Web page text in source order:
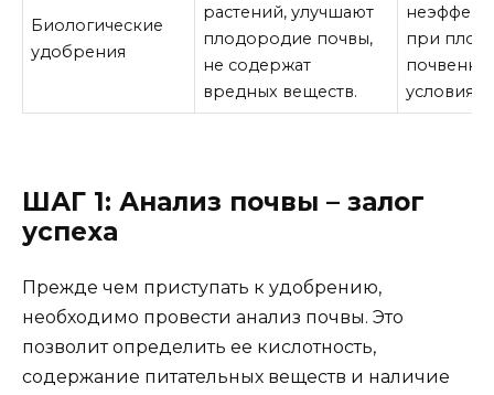
Биологические
удобрения
растений, улучшают
плодородие почвы,
не содержат
вредных веществ.
при
условиях.
ШАГ 1: Анализ почвы – залог
успеха
Прежде чем приступать к удобрению,
необходимо провести анализ почвы. Это
позволит определить ее кислотность,
содержание питательных веществ и наличие